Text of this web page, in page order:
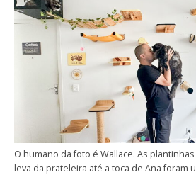
O humano da foto é Wallace. As
leva da prateleira até a toca de Ana foram